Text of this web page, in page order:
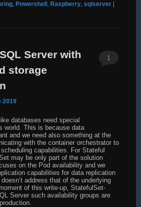
, Powershell , Raspberry, sqlserver
Server with
storage
2019
1
databases need special
world. This is because data
and we need also something at the
with the container orchestrator to
capabilities. For Stateful
may be only part of the solution
on the Pod availability and we
capabilities for data replication
address that of the underlying
of this write-up, StatefulSet-
Server such availability groups are